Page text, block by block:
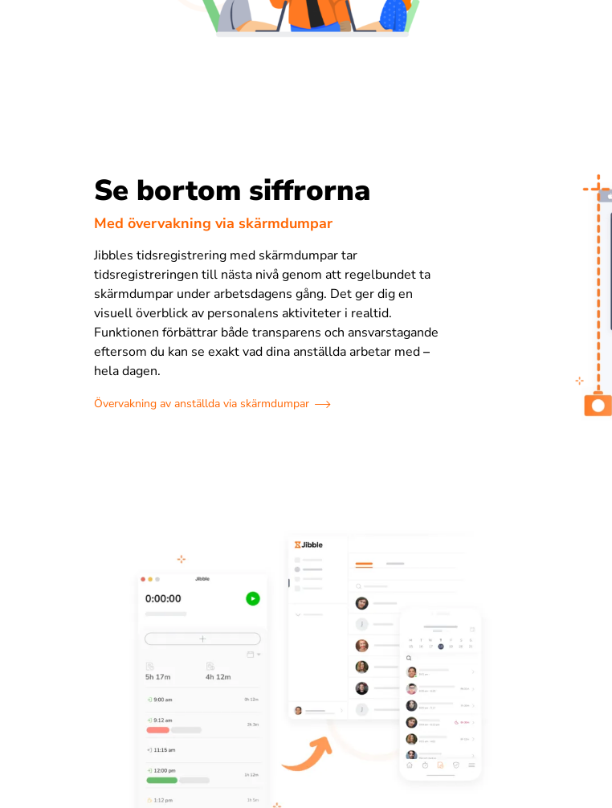
Se bortom siffrorna
Med övervakning via skärmdumpar
Jibbles tidsregistrering med skärmdumpar tar
tidsregistreringen till nästa nivå genom att regelbundet ta
skärmdumpar under arbetsdagens gång. Det ger dig en
visuell överblick av personalens aktiviteter i realtid.
Funktionen förbättrar både transparens och ansvarstagande
eftersom du kan se exakt vad dina anställda arbetar med–
hela dagen.
Övervakning av anställda via skärmdumpar